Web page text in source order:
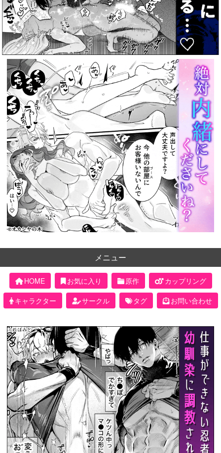
メニュー
HOME お気に入り 原作
カップリング
キャラクター
サークル タグ お問い合わせ